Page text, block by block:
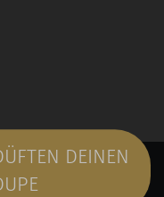
DEINEN